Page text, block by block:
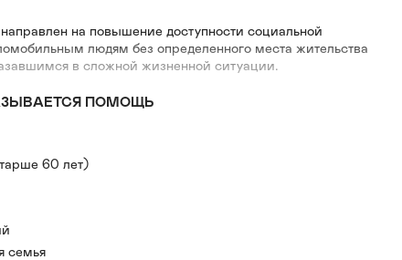
на повышение доступности социальной
людям без определенного места жительства
в сложной жизненной ситуации.
ПОМОЩЬ
60 лет)
семья